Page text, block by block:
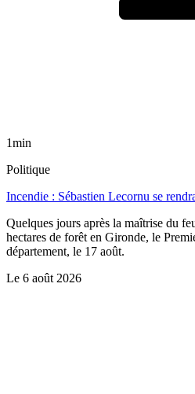
1min
Politique
Incendie : Sébastien Lecornu se
Quelques jours après la maîtrise du
hectares de forêt en Gironde, le
département, le 17 août.
Le 6 août 2026